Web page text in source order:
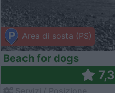
Area di sosta (PS)
Beach for dogs
7,3